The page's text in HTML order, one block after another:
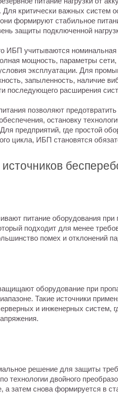
критически важных систем
формируют стабильное
защиты подключенной
учитываются номинальная
мощность, параметры
эксплуатации. Для
запыленность, наличие
последующего расширения
позволяют
остановку
предприятий, где простой
цикла, ИБП становятся
питание оборудования при
подходит для менее
помех и отклонений
оборудование при
Такие источники
и инженерных систем,
решение для защиты
технологии двойного
а затем снова формируется в